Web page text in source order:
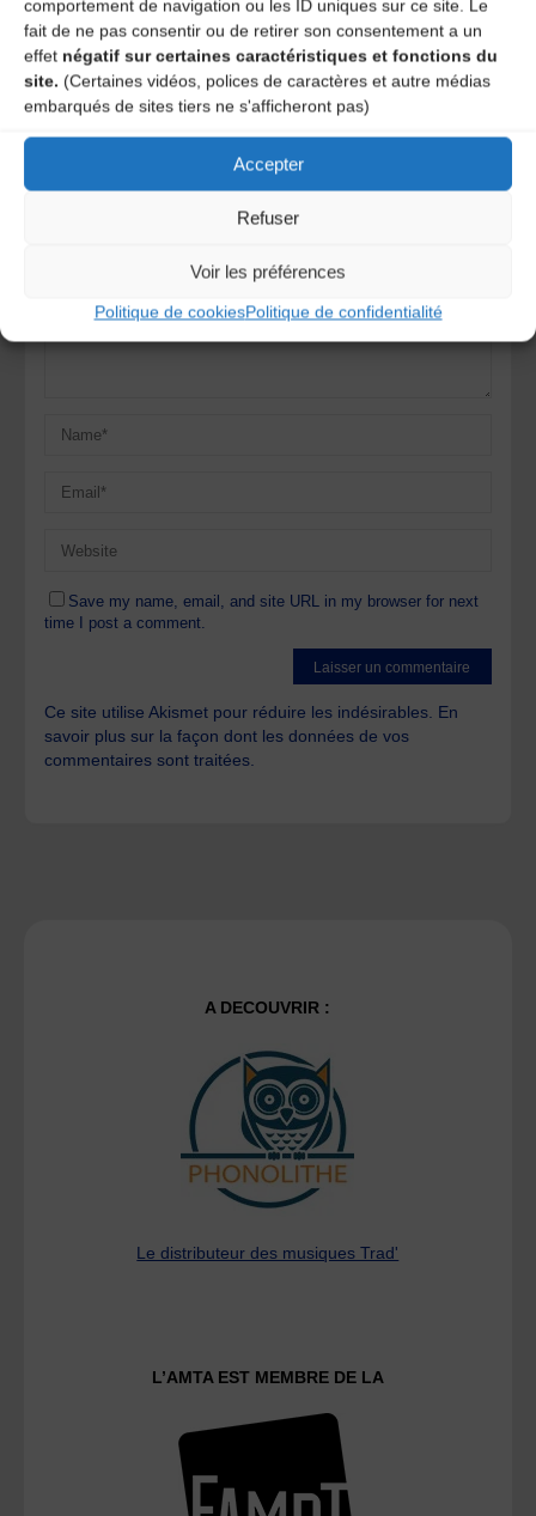
comportement de navigation ou les ID uniques sur ce site. Le
fait de ne pas consentir ou de retirer son consentement a un
effet négatif sur certaines caractéristiques et fonctions du
site. (Certaines vidéos, polices de caractères et autre médias
embarqués de sites tiers ne s'afficheront pas)
Accepter
Refuser
Voir les préférences
Politique de cookiesPolitique de confidentialité
Laisser un
commentaire
Votre adresse e-mail ne sera pas publiée.
obligatoires sont indiqués avec*
Save my name, email, and site URL in my browser for next
time I post a comment.
Ce site utilise Akismet pour réduire les indésirables. En
savoir plus sur la façon dont les données de vos
commentaires sont traitées
A DECOUVRIR :
Le distributeur des musiques Trad'
L’AMTA EST MEMBRE DE LA